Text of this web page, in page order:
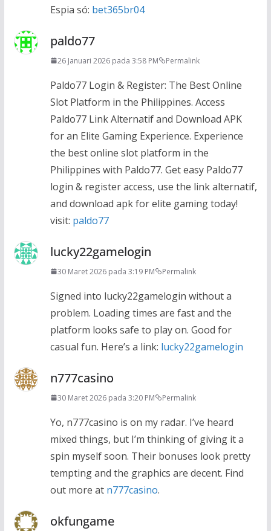
Espia só: bet365br04
paldo77
26 Januari 2026 pada 3:58 PM Permalink
Paldo77 Login & Register: The Best Online
Slot Platform in the Philippines. Access
Paldo77 Link Alternatif and Download APK
for an Elite Gaming Experience. Experience
the best online slot platform in the
Philippines with Paldo77. Get easy Paldo77
login & register access, use the link alternatif,
and download apk for elite gaming today!
visit: paldo77
lucky22gamelogin
30 Maret 2026 pada 3:19 PM Permalink
Signed into lucky22gamelogin without a
problem. Loading times are fast and the
platform looks safe to play on. Good for
casual fun. Here’s a link: lucky22gamelogin
n777casino
30 Maret 2026 pada 3:20 PM Permalink
Yo, n777casino is on my radar. I’ve heard
mixed things, but I’m thinking of giving it a
spin myself soon. Their bonuses look pretty
tempting and the graphics are decent. Find
out more at n777casino.
okfungame